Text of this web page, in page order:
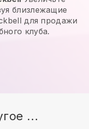
близлежащие
для продажи
клуба.
...